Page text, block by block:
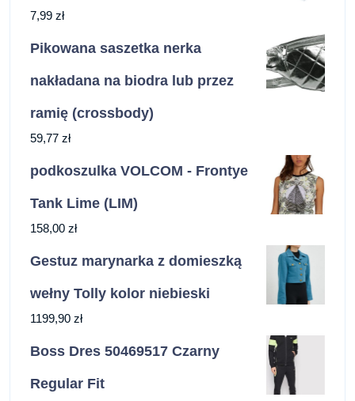
7,99 zł
Pikowana saszetka nerka
nakładana na biodra lub przez
ramię (crossbody)
59,77 zł
podkoszulka VOLCOM - Frontye
Tank Lime (LIM)
158,00 zł
Gestuz marynarka z domieszką
wełny Tolly kolor niebieski
1199,90 zł
Boss Dres 50469517 Czarny
Regular Fit